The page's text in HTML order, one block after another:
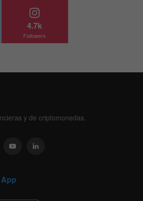
4.7k
Followers
y de criptomonedas.